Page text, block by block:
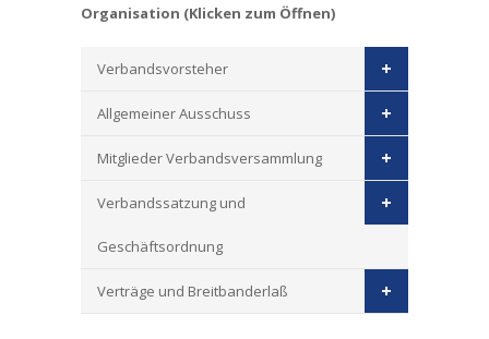
Organisation (Klicken zum Öffnen)
Verbandsvorsteher
Allgemeiner Ausschuss
Mitglieder Verbandsversammlung
Verbandssatzung und
Geschäftsordnung
Verträge und Breitbanderlaß